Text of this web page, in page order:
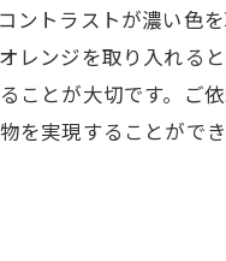
トラストが濃い色
ンジを取り入れる
とが大切です。ご
実現することができ